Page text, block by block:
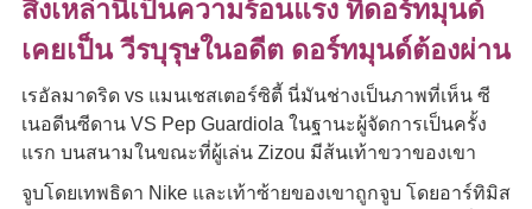
สิ่งเหล่านี้เป็นความร้อนแรง ที่ดอร์ทมุนด์
เคยเป็น วีรบุรุษในอดีต ดอร์ทมุนด์ต้องผ่าน
เรอัลมาดริด vs แมนเชสเตอร์ซิตี้ นี่มันช่างเป็นภาพที่เห็น ซี
เนอดีนซีดาน VS Pep Guardiola ในฐานะผู้จัดการเป็นครั้ง
แรก บนสนามในขณะที่ผู้เล่น Zizou มีส้นเท้าขวาของเขา
จูบโดยเทพธิดา Nike และเท้าซ้ายของเขาถูกจูบ โดยอาร์ทิมิส